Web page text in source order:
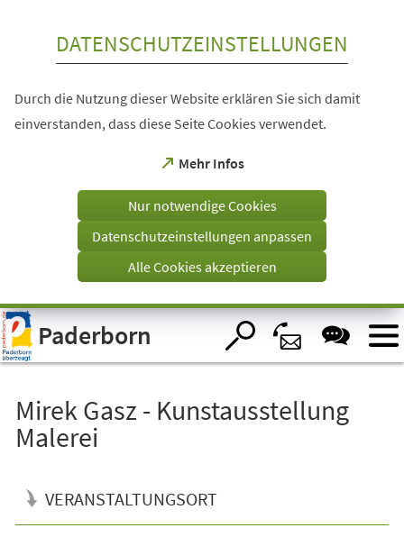
Visuelle
Assistenzsoftware
öffnen.
DATENSCHUTZEINSTELLUNGEN
Durch die Nutzung dieser Website erklären Sie sich damit
einverstanden, dass diese Seite Cookies verwendet.
Mehr Infos
(Öffnet
einem
Tab)
Nur notwendige Cookies
Datenschutzeinstellungen anpassen
Alle Cookies akzeptieren
Paderborn
Mirek Gasz - Kunstausstellung
Malerei
VERANSTALTUNGSORT